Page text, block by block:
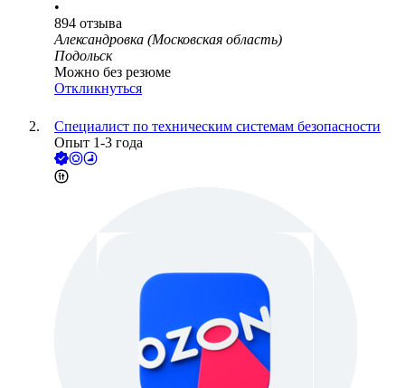
•
894 отзыва
Александровка (Московская область)
Подольск
Можно без резюме
Откликнуться
Специалист по техническим системам безопасности
Опыт 1-3 года